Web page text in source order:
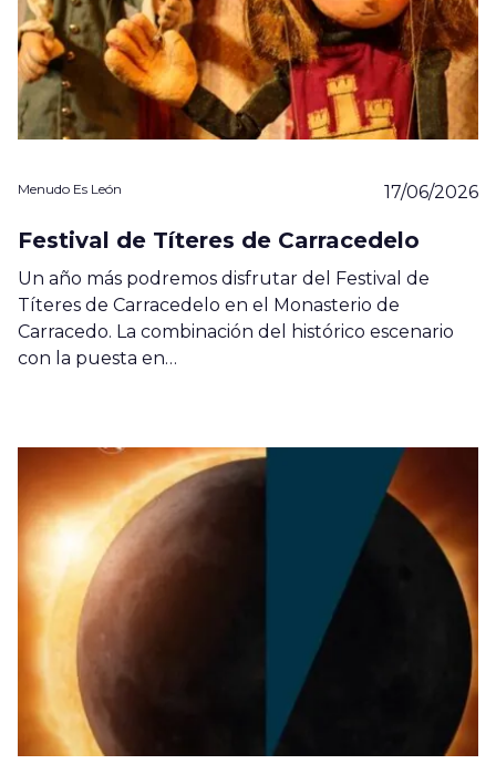
Menudo Es León 17/06/2026
Festival de Títeres de Carracedelo
Un año más podremos disfrutar del Festival de
Títeres de Carracedelo en el Monasterio de
Carracedo. La combinación del histórico escenario
con la puesta en…